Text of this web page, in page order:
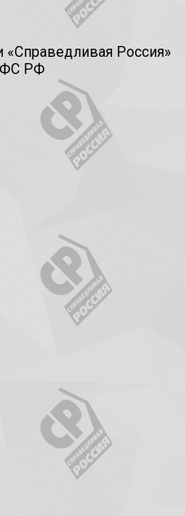
«Справедливая Россия»
ФС РФ